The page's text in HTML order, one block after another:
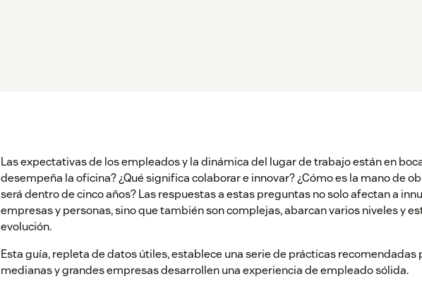
Las expectativas de los empleados y la dinámica del lugar de trabajo están en
desempeña la oficina? ¿Qué significa colaborar e innovar? ¿Cómo es la mano de
será dentro de cinco años? Las respuestas a estas preguntas no solo afectan a
empresas y personas, sino que también son complejas, abarcan varios niveles y
evolución.
Esta guía, repleta de datos útiles, establece una serie de prácticas recomendadas
medianas y grandes empresas desarrollen una experiencia de empleado sólida.